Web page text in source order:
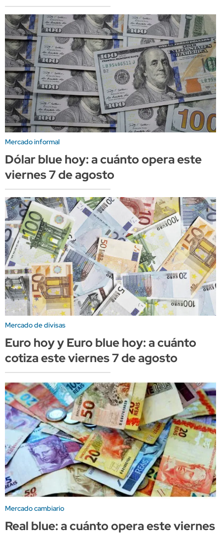
Mercado informal
Dólar blue hoy: a cuánto opera este
viernes 7 de agosto
Mercado de divisas
Euro hoy y Euro blue hoy: a cuánto
cotiza este viernes 7 de agosto
Mercado cambiario
Real blue: a cuánto opera este viernes